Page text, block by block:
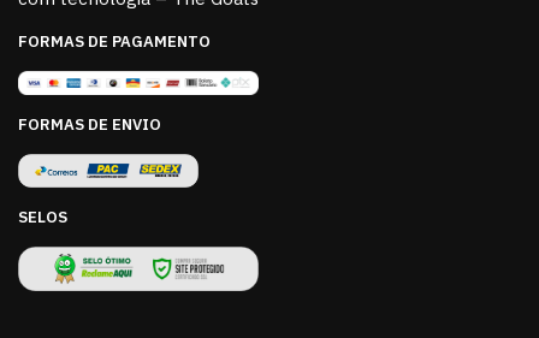
FORMAS DE PAGAMENTO
FORMAS DE ENVIO
SELOS